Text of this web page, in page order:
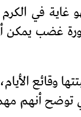
غاية في
غضب
وقائع
التي